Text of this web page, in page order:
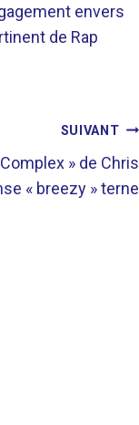
envers
de Rap
SUIVANT
» de Chris
« breezy » terne